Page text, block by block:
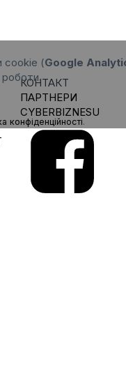
cookie (Google
роботи.
конфіденційності.
КОНТАКТ
ПАРТНЕРИ
CYBERBIZNESU